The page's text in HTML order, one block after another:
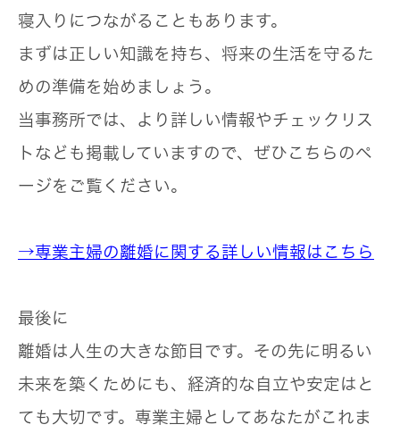
寝入りにつながることもあります。
まずは正しい知識を持ち、将来の生活を守るた
めの準備を始めましょう。
当事務所では、より詳しい情報やチェックリス
トなども掲載していますので、ぜひこちらのペ
ージをご覧ください。
→専業主婦の離婚に関する詳しい情報はこちら
最後に
離婚は人生の大きな節目です。その先に明るい
未来を築くためにも、経済的な自立や安定はと
ても大切です。専業主婦としてあなたがこれま